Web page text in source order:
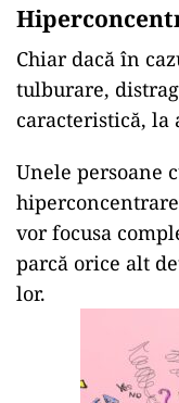
Chiar dacă în
tulburare,
caracteristică,
Unele persoane
vor focusa
parcă orice alt
lor.